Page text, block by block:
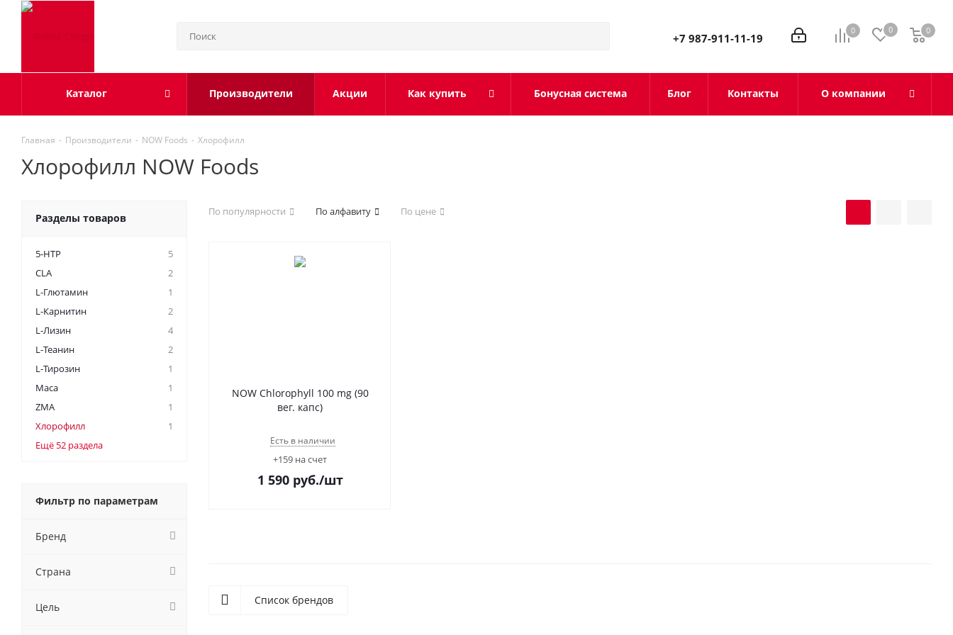
0 0 0
0
+7 987-911-11-19
Каталог Производители Акции Как купить Бонусная система Блог Контакты О компании
Главная - Производители - NOW Foods - Хлорофилл
Хлорофилл NOW Foods
По популярности По алфавиту По цене
NOW Chlorophyll 100 mg (90
вег. капс)
Есть в наличии
+159 на счет
1 590руб./шт
Список брендов
Разделы товаров
5-HTP
5
CLA
2
L-Глютамин
1
L-Карнитин
2
L-Лизин
4
L-Теанин
2
L-Тирозин
1
Maca
1
ZMA
1
Хлорофилл
1
Ещё 52 раздела
Фильтр по параметрам
Бренд
Страна
Цель